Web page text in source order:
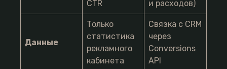
CTR
и расходов)
Данные
Только
статистика
рекламного
кабинета
Связка с CRM
через
Conversions
API